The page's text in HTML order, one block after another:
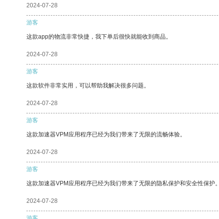
2024-07-28
游客
这款app的物流非常快捷，我下单后很快就能收到商品。
2024-07-28
游客
这款软件非常实用，可以帮助我解决很多问题。
2024-07-28
游客
这款加速器VPM应用程序已经为我们带来了无限的流畅体验。
2024-07-28
游客
这款加速器VPM应用程序已经为我们带来了无限的隐私保护和安全性保护
2024-07-28